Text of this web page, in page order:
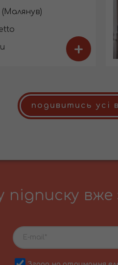
+
подивитись усі
вже